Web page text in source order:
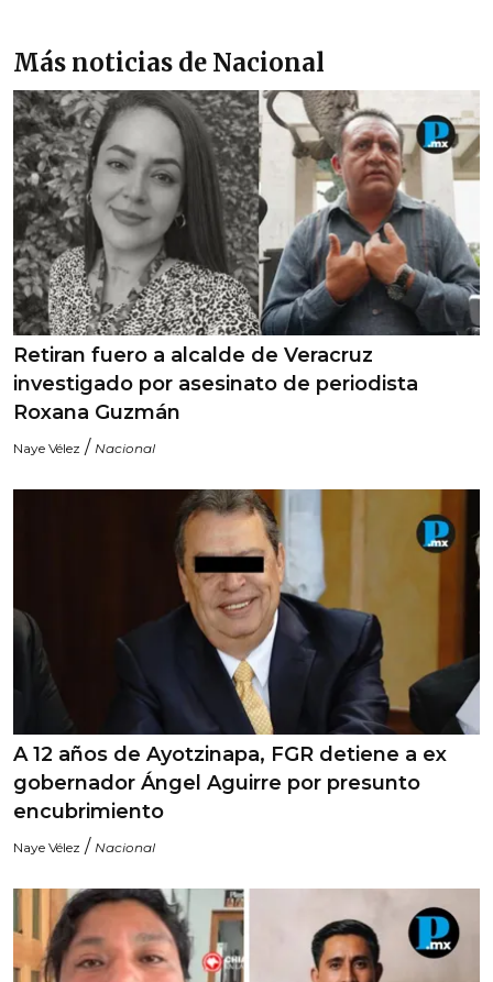
Más noticias de Nacional
Retiran fuero a alcalde de Veracruz
investigado por asesinato de periodista
Roxana Guzmán
Naye Vélez / Nacional
A 12 años de Ayotzinapa, FGR detiene a ex
gobernador Ángel Aguirre por presunto
encubrimiento
Naye Vélez / Nacional